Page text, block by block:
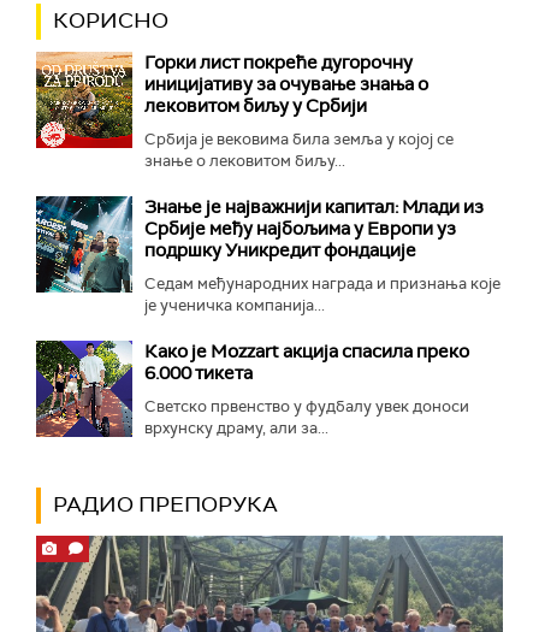
КОРИСНО
Горки лист покреће дугорочну
иницијативу за очување знања о
лековитом биљу у Србији
Србија је вековима била земља у којој се
знање о лековитом биљу...
Знање је најважнији капитал: Млади из
Србије међу најбољима у Европи уз
подршку Уникредит фондације
Седам међународних награда и признања које
је ученичка компанија...
Како је Mozzart акција спасила преко
6.000 тикета
Светско првенство у фудбалу увек доноси
врхунску драму, али за...
РАДИО ПРЕПОРУКА